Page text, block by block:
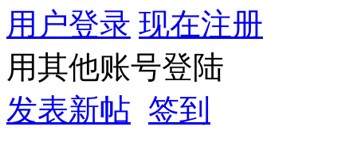
用户登录 现在注册
用其他账号登陆
发表新帖 签到